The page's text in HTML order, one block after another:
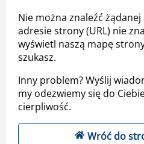
Nie można znaleźć
adresie strony (URL) nie
wyświetl naszą mapę
szukasz.
Inny problem? Wyślij
my odezwiemy się do
cierpliwość.
Wróć do